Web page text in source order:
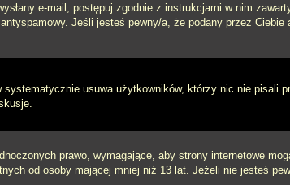
e-mail, postępuj zgodnie z instrukcjami w nim
Jeśli jesteś pewny/a, że podany przez
systematycznie usuwa użytkowników, którzy nic nie
prawo, wymagające, aby strony internetowe
od osoby mającej mniej niż 13 lat. Jeżeli nie jesteś